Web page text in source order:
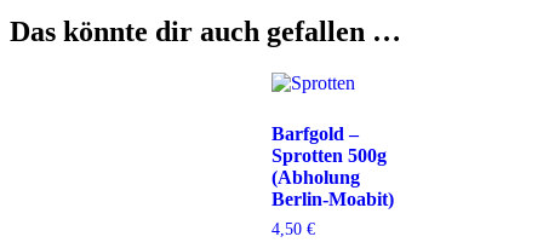
Das könnte dir auch gefallen …
Barfgold –
Sprotten 500g
(Abholung
Berlin-Moabit)
4,50 €